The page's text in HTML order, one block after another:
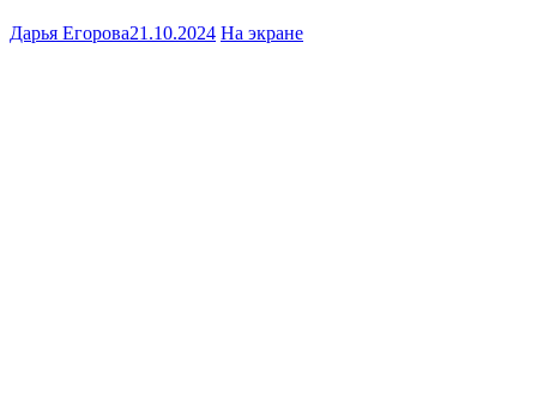
Дарья Егорова21.10.2024 На экране